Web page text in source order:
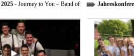
- Journey to You – Band of